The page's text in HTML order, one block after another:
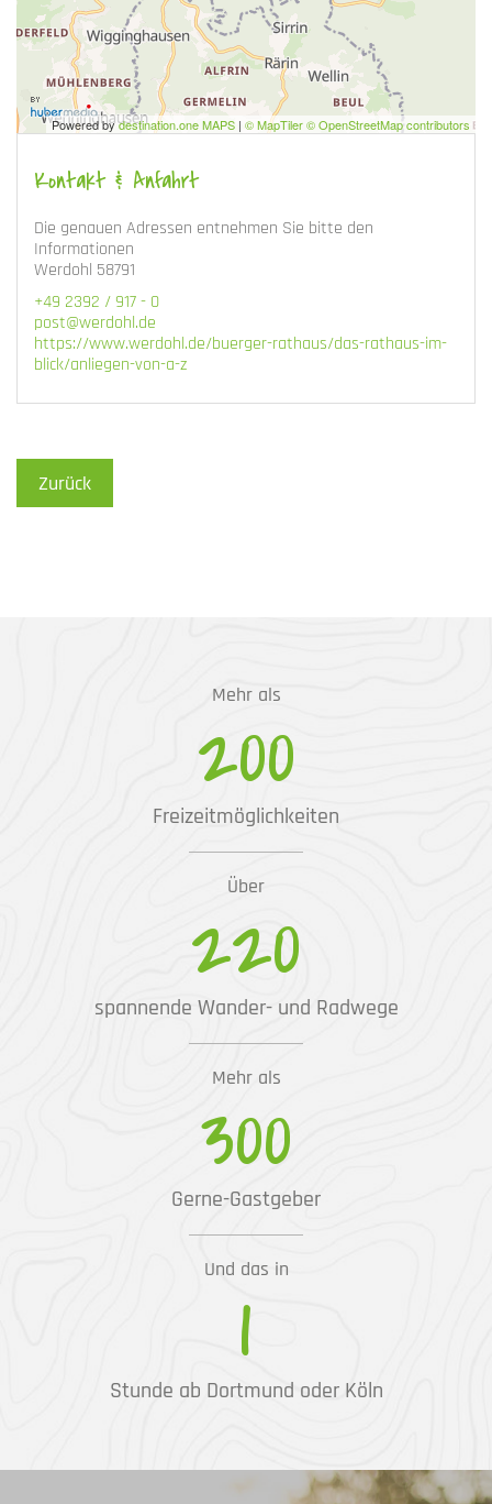
Powered bydestination.one MAPS | © MapTiler © OpenStreetMap contributors
Kontakt & Anfahrt
Die genauen Adressen entnehmen Sie bitte den
Informationen
Werdohl 58791
+49 2392 / 917 - 0
post@werdohl.de
https://www.werdohl.de/buerger-rathaus/das-rathaus-im-
blick/anliegen-von-a-z
Zurück
Mehr als
200
Freizeitmöglichkeiten
Über
220
spannende Wander- und Radwege
Mehr als
300
Gerne-Gastgeber
Und das in
1
Stunde ab Dortmund oder Köln